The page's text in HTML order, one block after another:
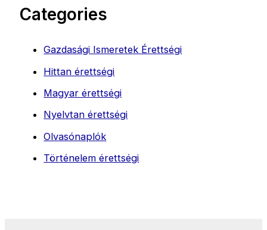
Categories
Gazdasági Ismeretek Érettségi
Hittan érettségi
Magyar érettségi
Nyelvtan érettségi
Olvasónaplók
Történelem érettségi